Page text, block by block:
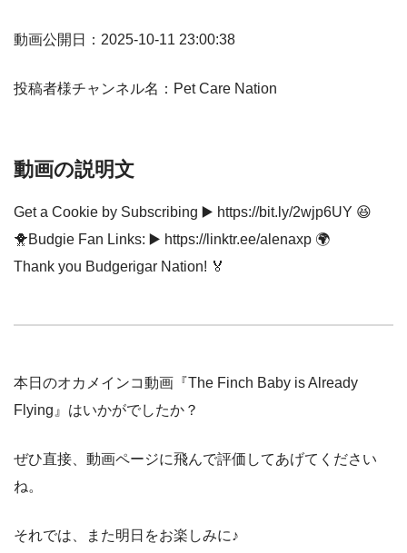
動画公開日：2025-10-11 23:00:38
投稿者様チャンネル名：Pet Care Nation
動画の説明文
Get a Cookie by Subscribing ▶️ https://bit.ly/2wjp6UY 😆
🐥Budgie Fan Links: ▶️ https://linktr.ee/alenaxp 🌍
Thank you Budgerigar Nation! 🏅
本日のオカメインコ動画『The Finch Baby is Already
Flying』はいかがでしたか？
ぜひ直接、動画ページに飛んで評価してあげてください
ね。
それでは、また明日をお楽しみに♪